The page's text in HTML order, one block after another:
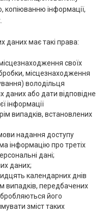
інформації,
даних має такі права:
своїх
місцезнаходження
володільця
даних або дати відповідне
інформації
випадків, встановлених
надання доступу
інформацію про третіх
дані;
даних;
календарних днів
випадків, передбачених
його
зміст таких